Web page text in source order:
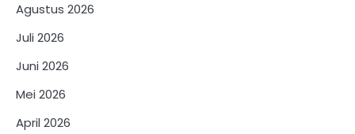
Agustus 2026
Juli 2026
Juni 2026
Mei 2026
April 2026